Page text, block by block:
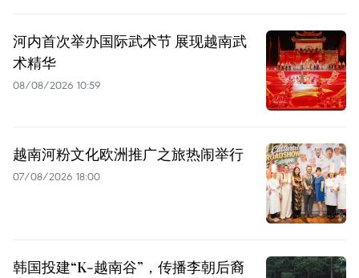
河内首次举办国际武术节 展现越南武
术精华
08/08/2026 10:59
越南河粉文化欧洲推广之旅热闹举行
07/08/2026 18:00
韩国投建“K-越南谷”，传播李朝后裔